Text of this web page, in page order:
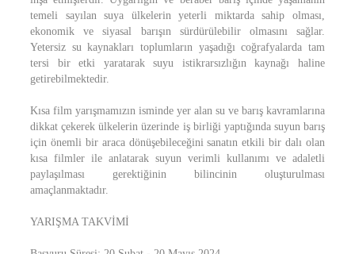
temeli sayılan suya ülkelerin yeterli miktarda sahip olması,
ekonomik ve siyasal barışın sürdürülebilir olmasını sağlar.
Yetersiz su kaynakları toplumların yaşadığı coğrafyalarda tam
tersi bir etki yaratarak suyu istikrarsızlığın kaynağı haline
getirebilmektedir.
Kısa film yarışmamızın isminde yer alan su ve barış kavramlarına
dikkat çekerek ülkelerin üzerinde iş birliği yaptığında suyun barış
için önemli bir araca dönüşebileceğini sanatın etkili bir dalı olan
kısa filmler ile anlatarak suyun verimli kullanımı ve adaletli
paylaşılması gerektiğinin bilincinin oluşturulması
amaçlanmaktadır.
YARIŞMA TAKVİMİ